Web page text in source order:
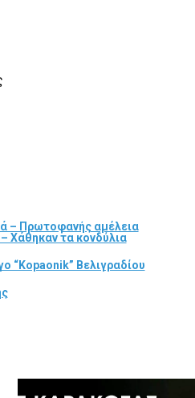
– Πρωτοφανής αμέλεια
Χάθηκαν τα κονδύλια
“Kopaonik” Βελιγραδίου